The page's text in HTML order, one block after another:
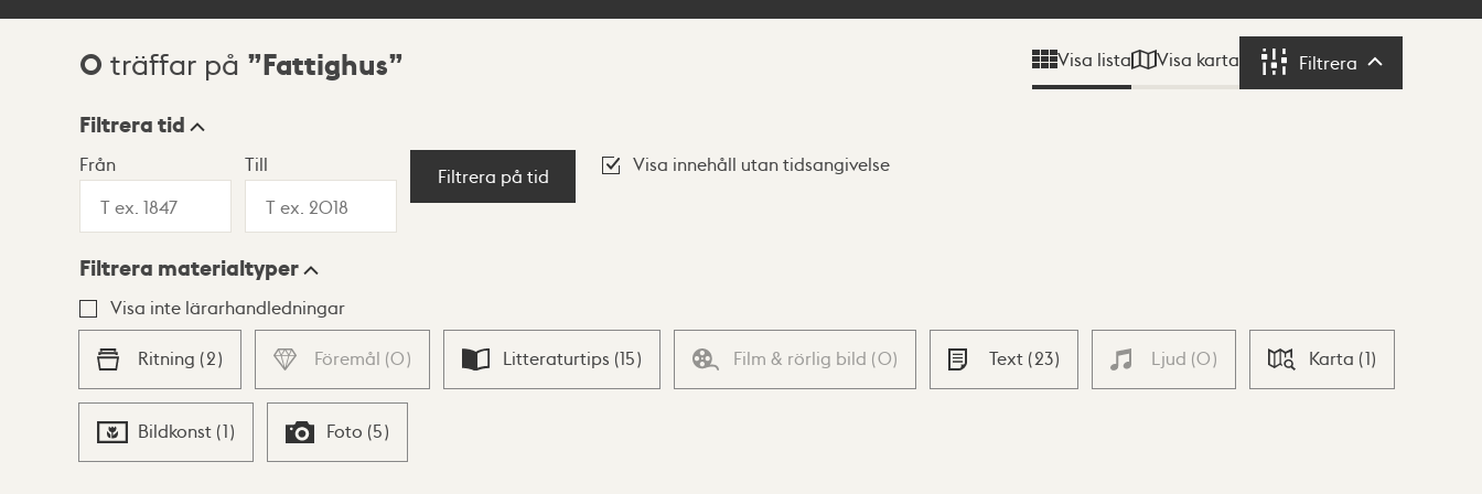
Sökresultat
0 träffar på Fattighus Visa lista Visa karta Filtrera Filtrera
Visningsläge
Lista Karta
Filtrera tid
Från Till
Filtrera på tid
Visa innehåll utan tidsangivelse
Filtrera materialtyper
Visa inte lärarhandledningar
Ritning (2) Föremål (0) Litteraturtips (15) Film & rörlig bild (0) Text (23) Ljud (0) Karta (1)
Bildkonst (1) Foto (5)